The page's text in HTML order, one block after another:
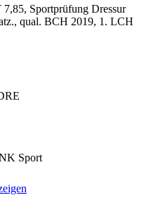
Sportprüfung Dressur
qual. BCH 2019, 1. LCH
Sport